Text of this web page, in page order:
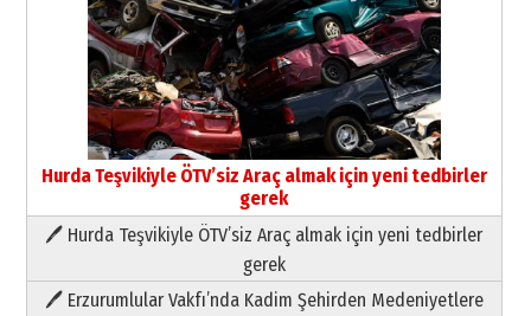
Hurda Teşvikiyle ÖTV’siz Araç almak için yeni tedbirler
gerek
🖊 Hurda Teşvikiyle ÖTV’siz Araç almak için yeni tedbirler
gerek
🖊 Erzurumlular Vakfı’nda Kadim Şehirden Medeniyetlere
Paranın Aile Kültüründeki Yeri
03 Ağustos 2026 Pazartesi